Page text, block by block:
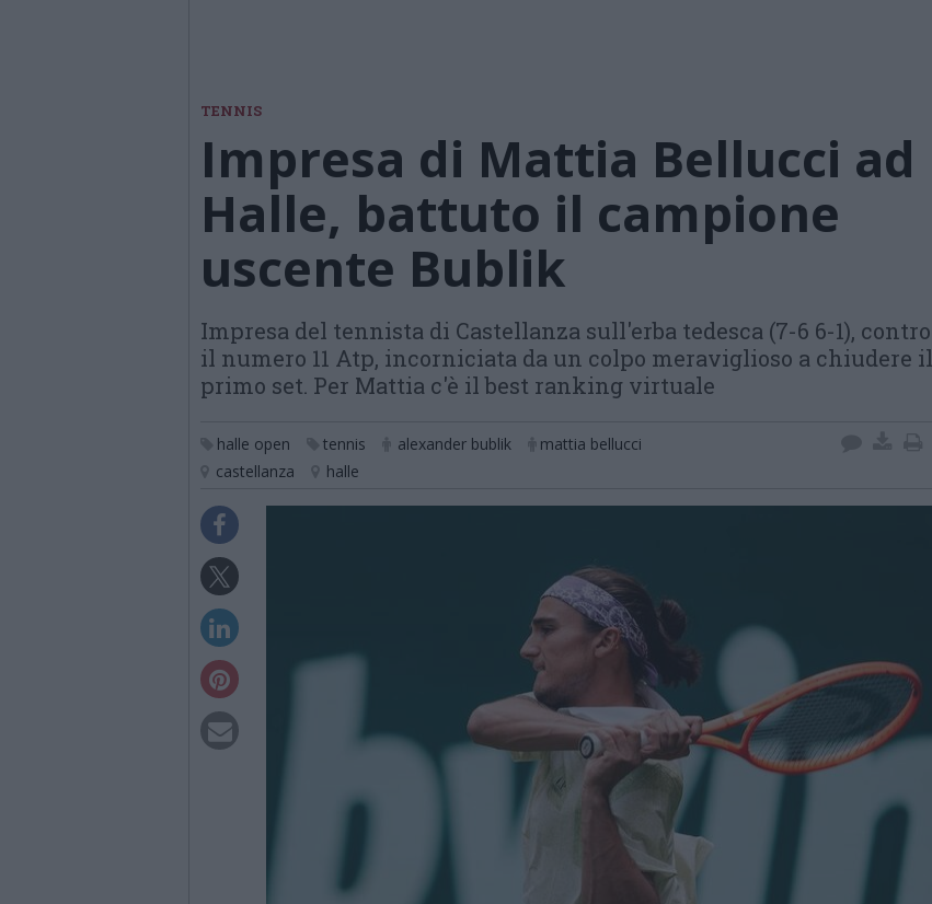
TENNIS
Impresa di Mattia Bellucci ad
Halle, battuto il campione
uscente Bublik
Impresa del tennista di Castellanza sull'erba tedesca (7-6 6-1), contro
il numero 11 Atp, incorniciata da un colpo meraviglioso a chiudere il
primo set. Per Mattia c'è il best ranking virtuale
halle open tennis alexander bublik
mattia bellucci
castellanza
halle